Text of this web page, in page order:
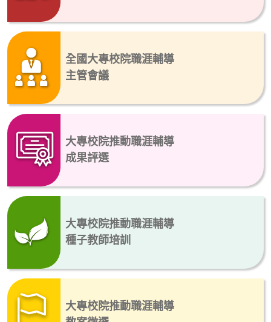
全國大專校院職涯輔導
主管會議
大專校院推動職涯輔導
成果評選
大專校院推動職涯輔導
種子教師培訓
大專校院推動職涯輔導